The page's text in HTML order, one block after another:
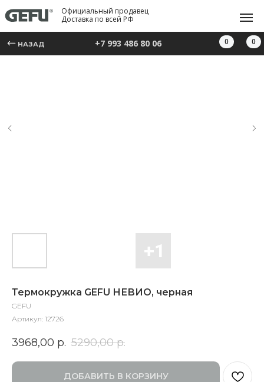
0 0
НАЗАД +7 993 486 80 06
Официальный продавец
Доставка по всей РФ
Термокружка GEFU НЕВИО, черная
GEFU
Артикул: 12726
3968,00 р. 5290,00 р.
ДОБАВИТЬ В КОРЗИНУ